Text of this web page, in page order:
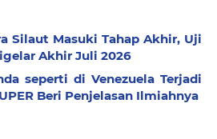
Silaut Masuki Tahap Akhir, Uji
Akhir Juli 2026
seperti di Venezuela Terjadi
Beri Penjelasan Ilmiahnya